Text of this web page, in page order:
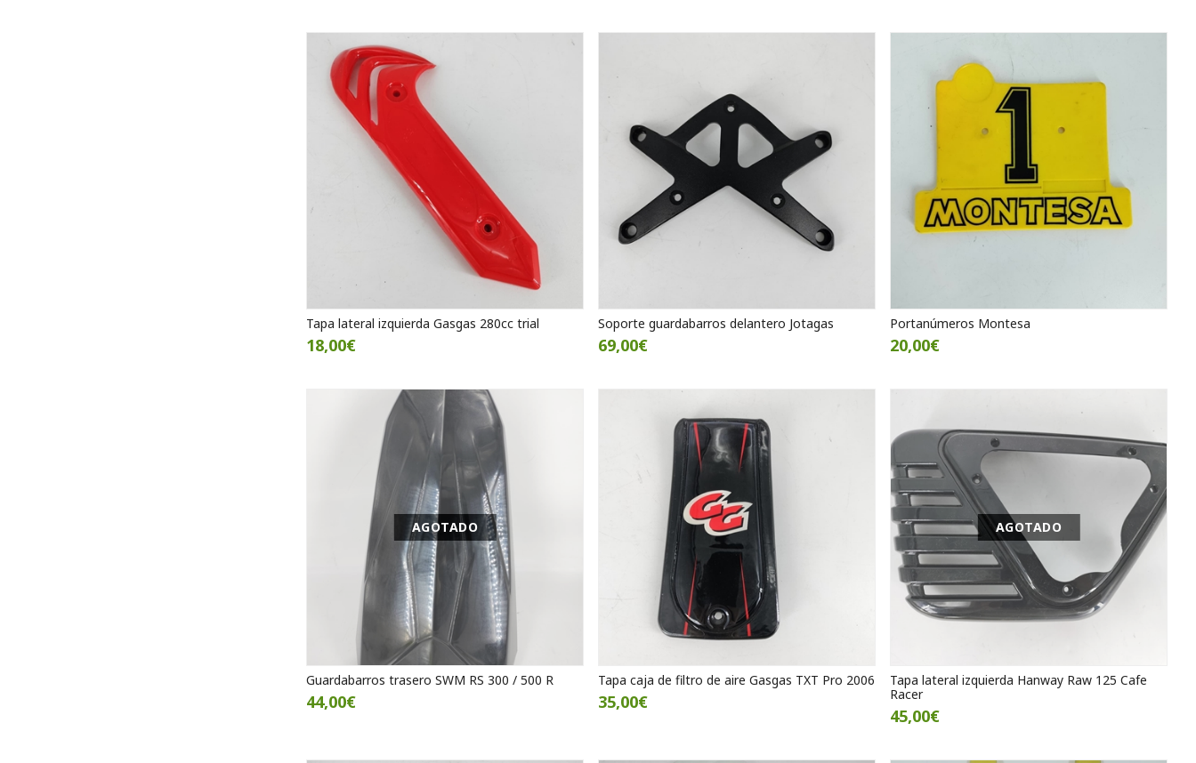
Tapa lateral izquierda Gasgas 280cc trial
18,00€
Soporte guardabarros delantero Jotagas
69,00€
Portanúmeros Montesa
20,00€
AGOTADO
Guardabarros trasero SWM RS 300 / 500 R
44,00€
Tapa caja de filtro de aire Gasgas TXT Pro 2006
35,00€
AGOTADO
Tapa lateral izquierda Hanway Raw 125 Cafe
Racer
45,00€